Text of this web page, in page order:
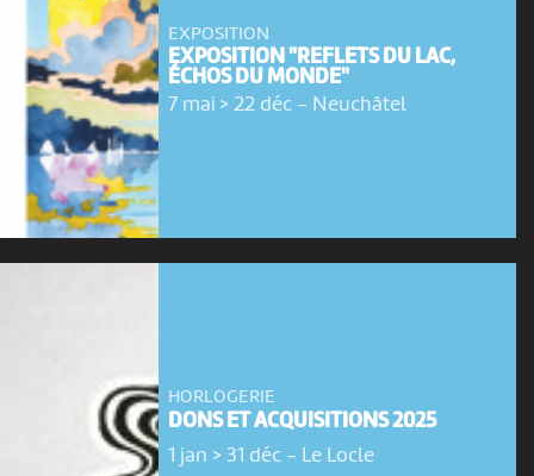
EXPOSITION
EXPOSITION "REFLETS DU LAC,
ÉCHOS DU MONDE"
7 mai > 22 déc - Neuchâtel
HORLOGERIE
DONS ET ACQUISITIONS 2025
1 jan > 31 déc - Le Locle